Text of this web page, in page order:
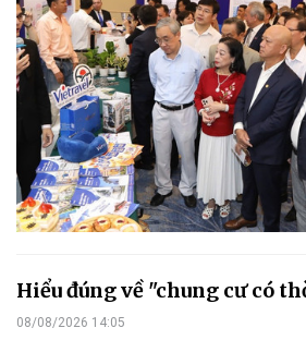
Hiểu đúng về "chung cư có
08/08/2026 14:05